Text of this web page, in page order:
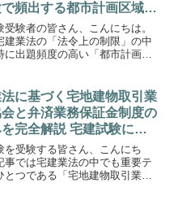
頻出する都市計画区域・
画区域・区域区分のルー
まとめ
受験者の皆さん、こんにちは。
建業法の「法令上の制限」の中
に出題頻度の高い「都市計画
な街づくりのためのルールを定
であり、試験では区...
に基づく宅地建物取引業
と弁済業務保証金制度の
完全解説 宅建試験に頻
証協会の役割と還付の流
攻略
を受験する皆さん、こんにち
事では宅建業法の中でも重要テ
とつである「宅地建物取引業保